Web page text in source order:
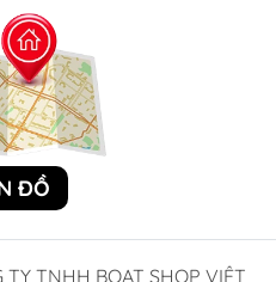
làm tắc kim phun hoặc
phận trong hệ thống nhiên
cơ chạy không ổn định,
hỏng hóc do nhiên liệu
cơ tối ưu, tiết kiệm
thuyền nhỏ: Sử dụng trên
ĐỒ
TNHH BOAT SHOP VIỆT